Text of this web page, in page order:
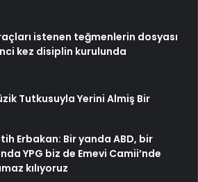
istenen teğmenlerin dosyası
kez disiplin kurulunda
Tutkusuyla Yerini Almiş Bir
Erbakan: Bir yanda ABD, bir
YPG biz de Emevi Camii’nde
kılıyoruz